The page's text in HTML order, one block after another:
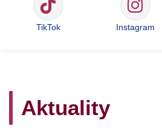
TikTok Instagram
Aktuality